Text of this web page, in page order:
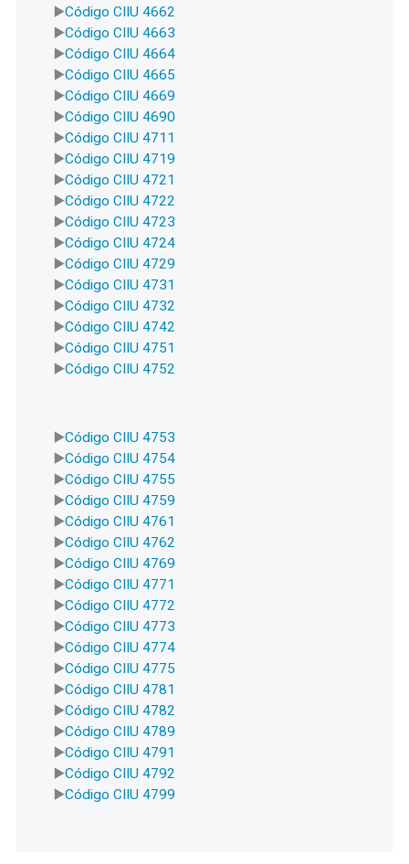
Código CIIU 4662
Código CIIU 4663
Código CIIU 4664
Código CIIU 4665
Código CIIU 4669
Código CIIU 4690
Código CIIU 4711
Código CIIU 4719
Código CIIU 4721
Código CIIU 4722
Código CIIU 4723
Código CIIU 4724
Código CIIU 4729
Código CIIU 4731
Código CIIU 4732
Código CIIU 4742
Código CIIU 4751
Código CIIU 4752
Código CIIU 4753
Código CIIU 4754
Código CIIU 4755
Código CIIU 4759
Código CIIU 4761
Código CIIU 4762
Código CIIU 4769
Código CIIU 4771
Código CIIU 4772
Código CIIU 4773
Código CIIU 4774
Código CIIU 4775
Código CIIU 4781
Código CIIU 4782
Código CIIU 4789
Código CIIU 4791
Código CIIU 4792
Código CIIU 4799